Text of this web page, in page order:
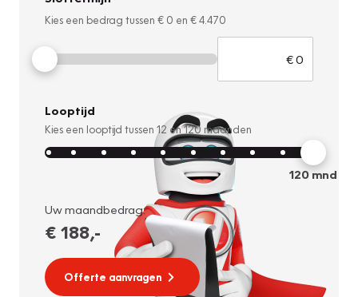
Kies een bedrag tussen € 0 en € 4.470
Looptijd
Kies een looptijd tussen 12 en120 maanden
120mnd
Uw maandbedrag:
€ 188,-
Offerte aanvragen